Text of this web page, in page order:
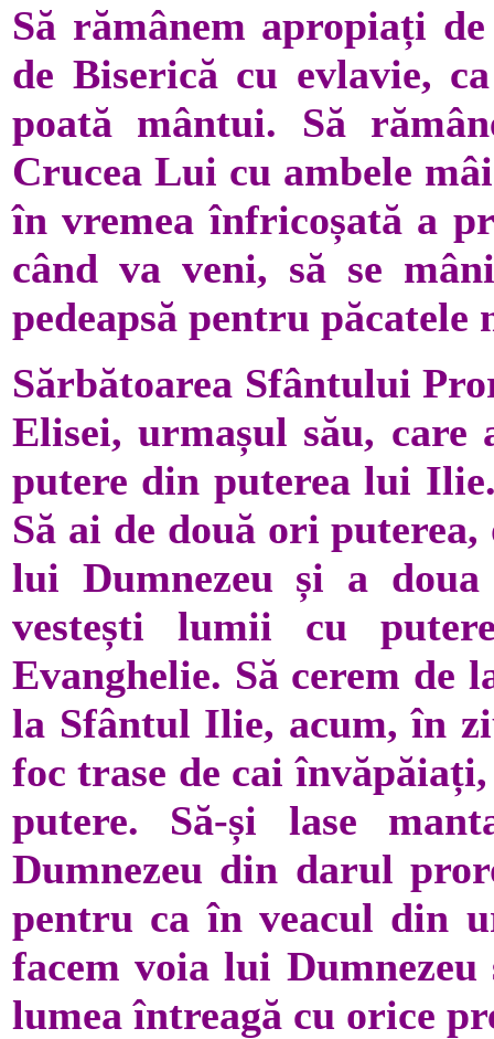
Să rămânem apropiați
de Biserică cu evlavie,
poată mântui. Să
Crucea Lui cu ambele
în vremea înfricoșată a
când va veni, să se
pedeapsă pentru păcatele
Sărbătoarea Sfântului
Elisei, urmașul său, care
putere din puterea lui
Să ai de două ori
lui Dumnezeu și a
vestești lumii cu
Evanghelie. Să cerem de
la Sfântul Ilie, acum, în
foc trase de cai
putere. Să-și lase
Dumnezeu din darul
pentru ca în veacul din
facem voia lui
lumea întreagă cu orice